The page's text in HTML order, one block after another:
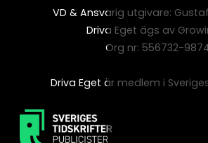
VD & Ansvarig utgivare:
Driva Eget ägs av
Org nr: 556732-
Driva Eget är medlem i